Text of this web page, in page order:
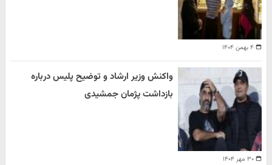
۴ بهمن ۱۴۰۴
۳۰ مهر ۱۴۰۴
واکنش وزیر ارشاد و توضیح پلیس درباره
بازداشت پژمان جمشیدی